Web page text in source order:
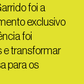
foi a
exclusivo
foi
e transformar
para os